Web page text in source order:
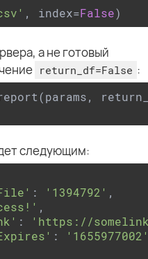
, index=False)
а не готовый
return_df=False :
следующим:
: '1394792' ,
,
:
'https://
: